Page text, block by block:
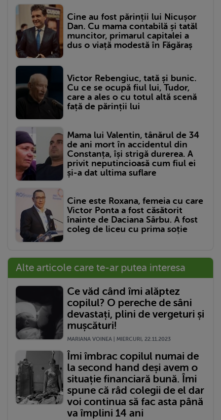
Cine au fost părinții lui Nicușor
Dan. Cu mama contabilă și tatăl
muncitor, primarul capitalei a
dus o viață modestă în Făgăraș
Victor Rebengiuc, tată și bunic.
Cu ce se ocupă fiul lui, Tudor,
care a ales o cu totul altă scenă
față de părinții lui
Mama lui Valentin, tânărul de 34
de ani mort în accidentul din
Constanța, își strigă durerea. A
privit neputincioasă cum fiul ei
și-a dat ultima suflare
Cine este Roxana, femeia cu care
Victor Ponta a fost căsătorit
înainte de Daciana Sârbu. A fost
coleg de liceu cu prima soție
Alte articole care te-ar putea interesa
Ce văd când îmi alăptez
copilul? O pereche de sâni
devastați, plini de vergeturi și
mușcături!
MARIANA VOINEA | MIERCURI, 22.11.2023
Îmi îmbrac copilul numai de
la second hand deși avem o
situație financiară bună. Îmi
spune că râd colegii de el dar
voi continua să fac asta până
va împlini 14 ani